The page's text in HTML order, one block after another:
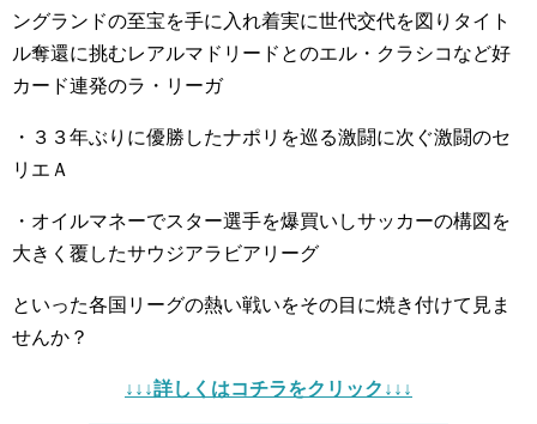
ングランドの至宝を手に入れ着実に世代交代を図りタイト
ル奪還に挑むレアルマドリードとのエル・クラシコなど好
カード連発のラ・リーガ
・３３年ぶりに優勝したナポリを巡る激闘に次ぐ激闘のセ
リエＡ
・オイルマネーでスター選手を爆買いしサッカーの構図を
大きく覆したサウジアラビアリーグ
といった各国リーグの熱い戦いをその目に焼き付けて見ま
せんか？
↓↓↓詳しくはコチラをクリック↓↓↓